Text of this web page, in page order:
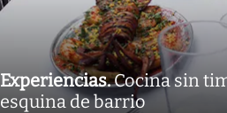
Experiencias.Cocina sin
esquina de barrio